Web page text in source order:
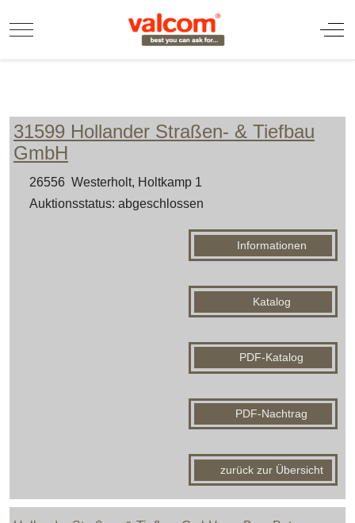
Mobile Menu Toggle Off-
31599 Hollander Straßen- & Tiefbau
GmbH
26556 Westerholt, Holtkamp 1
Auktionsstatus: abgeschlossen
Informationen
Katalog
PDF-Katalog
PDF-Nachtrag
zurück zur Übersicht